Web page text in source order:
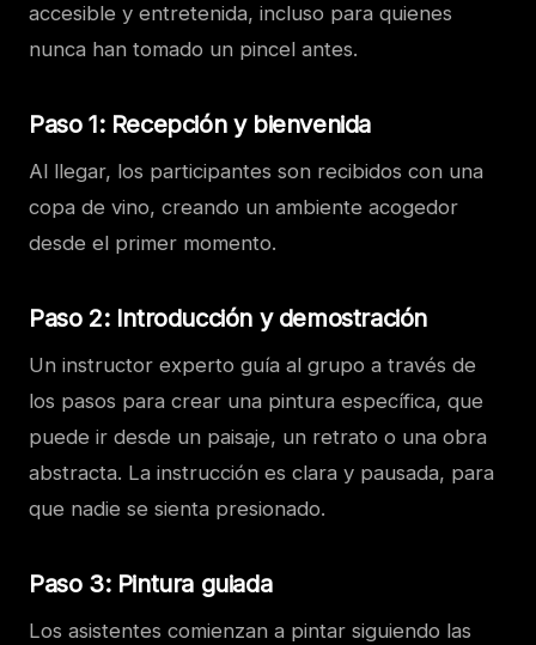
accesible y entretenida, incluso para quienes
nunca han tomado un pincel antes.
Paso 1: Recepción y bienvenida
Al llegar, los participantes son recibidos con una
copa de vino, creando un ambiente acogedor
desde el primer momento.
Paso 2: Introducción y demostración
Un instructor experto guía al grupo a través de
los pasos para crear una pintura específica, que
puede ir desde un paisaje, un retrato o una obra
abstracta. La instrucción es clara y pausada, para
que nadie se sienta presionado.
Paso 3: Pintura guiada
Los asistentes comienzan a pintar siguiendo las